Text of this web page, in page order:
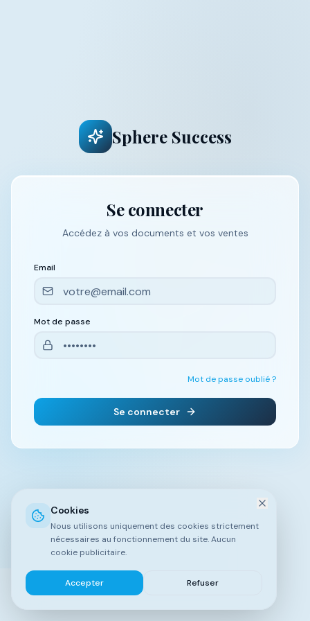
Sphere Success
Se connecter
Accédez à vos documents et vos ventes
Email
Mot de passe
Mot de passe oublié ?
Se connecter
Cookies
Nous utilisons uniquement des cookies strictement
nécessaires au fonctionnement du site. Aucun
cookie publicitaire.
Accepter Refuser